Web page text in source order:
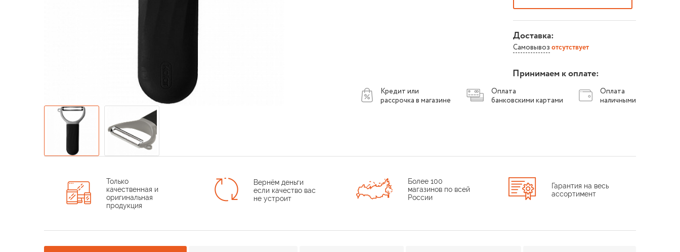
Доставка:
Самовывоз отсутствует
Принимаем к оплате:
Оплата
наличными
Оплата
банковскими картами
Кредит или
рассрочка в магазине
Только
качественная и
оригинальная
продукция
Вернём деньги
если качество вас
не устроит
Более 100
магазинов по всей
России
Гарантия на весь
ассортимент